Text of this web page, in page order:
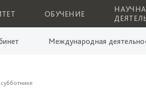
ОБУЧЕНИЕ
Международная